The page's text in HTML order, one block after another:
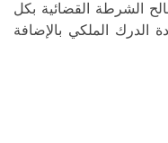
الشرطة القضائية بكل
الدرك الملكي بالإضافة